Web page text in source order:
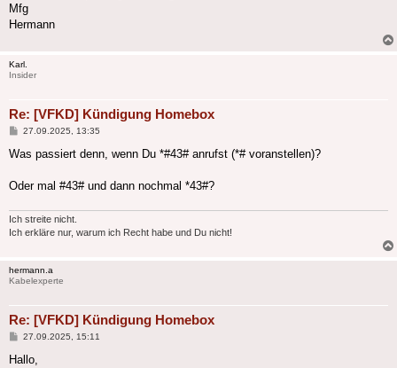
Mfg
Hermann
Karl.
Insider
Re: [VFKD] Kündigung Homebox
Beitrag
27.09.2025, 13:35
Was passiert denn, wenn Du *#43# anrufst (*# voranstellen)?
Oder mal #43# und dann nochmal *43#?
Ich streite nicht.
Ich erkläre nur, warum ich Recht habe und Du nicht!
hermann.a
Kabelexperte
Re: [VFKD] Kündigung Homebox
Beitrag
27.09.2025, 15:11
Hallo,